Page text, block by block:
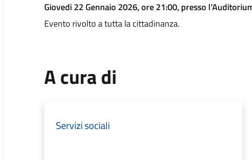
Giovedi 22 Gennaio 2026, ore 21:00, presso
Evento rivolto a tutta la cittadinanza.
A cura di
Servizi sociali